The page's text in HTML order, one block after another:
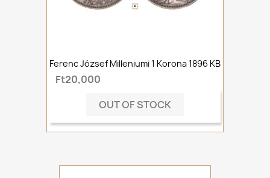
Ferenc József Milleniumi 1 Korona 1896 KB
Ft20,000
OUT OF STOCK